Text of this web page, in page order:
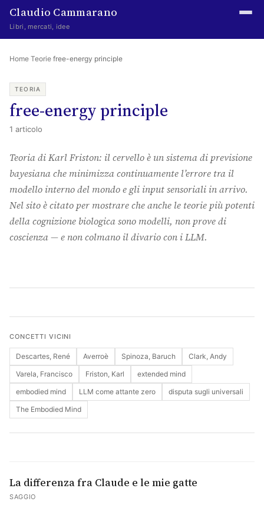
Claudio Cammarano
Libri, mercati, idee
Home
Writings
Curated
Learning log
Irene Media
Indice
About
Cerca
Home·Teorie·free-energy principle
TEORIA
free-energy principle
1 articolo
Teoria di Karl Friston: il cervello è un sistema di previsione
bayesiana che minimizza continuamente l’errore tra il
modello interno del mondo e gli input sensoriali in arrivo.
Nel sito è citato per mostrare che anche le teorie più potenti
della cognizione biologica sono modelli, non prove di
coscienza — e non colmano il divario con i LLM.
CONCETTI VICINI
Descartes, René Averroè Spinoza, Baruch
Clark, Andy
Varela, Francisco
Friston, Karl
extended mind
embodied mind
LLM come attante zero
disputa sugli universali
The Embodied Mind
La differenza fra Claude e le mie gatte
SAGGIO